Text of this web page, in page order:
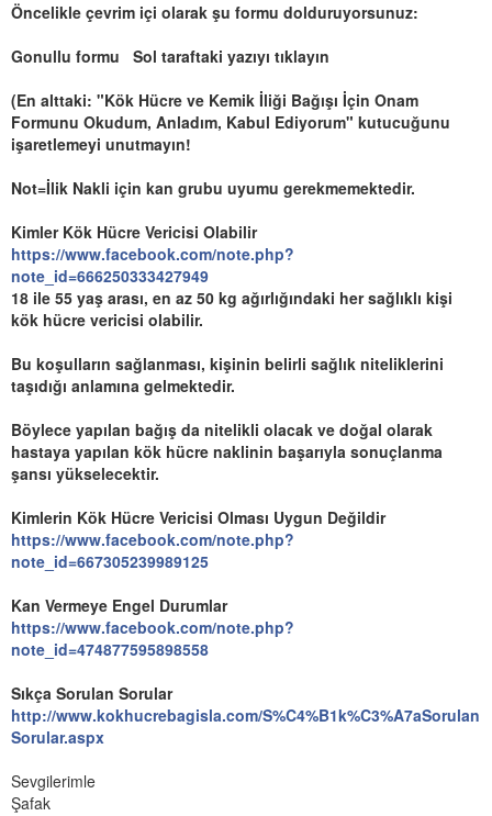
Öncelikle çevrim içi olarak şu formu dolduruyorsunuz:
Gonullu formu Sol taraftaki yazıyı tıklayın
(En alttaki: "Kök Hücre ve Kemik İliği Bağışı İçin Onam
Formunu Okudum, Anladım, Kabul Ediyorum" kutucuğunu
işaretlemeyi unutmayın!
Not=İlik Nakli için kan grubu uyumu gerekmemektedir.
Kimler Kök Hücre Vericisi Olabilir
https://www.facebook.com/note.php?
note_id=666250333427949
18 ile 55 yaş arası, en az 50 kg ağırlığındaki her sağlıklı kişi
kök hücre vericisi olabilir.
Bu koşulların sağlanması, kişinin belirli sağlık niteliklerini
taşıdığı anlamına gelmektedir.
Böylece yapılan bağış da nitelikli olacak ve doğal olarak
hastaya yapılan kök hücre naklinin başarıyla sonuçlanma
şansı yükselecektir.
Kimlerin Kök Hücre Vericisi Olması Uygun Değildir
https://www.facebook.com/note.php?
note_id=667305239989125
Kan Vermeye Engel Durumlar
https://www.facebook.com/note.php?
note_id=474877595898558
Sıkça Sorulan Sorular
http://www.kokhucrebagisla.com/S%C4%B1k%C3%A7aSorulan
Sorular.aspx
Sevgilerimle
Şafak